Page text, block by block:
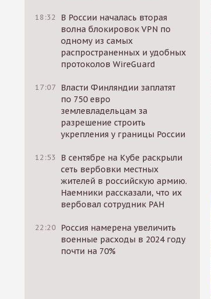
18:32
В России началась вторая
волна блокировок VPN по
одному из самых
распространенных и удобных
протоколов WireGuard
17:07 Власти Финляндии заплатят
по 750 евро
землевладельцам за
разрешение строить
укрепления у границы России
12:53
В сентябре на Кубе раскрыли
сеть вербовки местных
жителей в российскую армию.
Наемники рассказали, что их
вербовал сотрудник РАН
22:20 Россия намерена увеличить
военные расходы в 2024 году
почти на 70%